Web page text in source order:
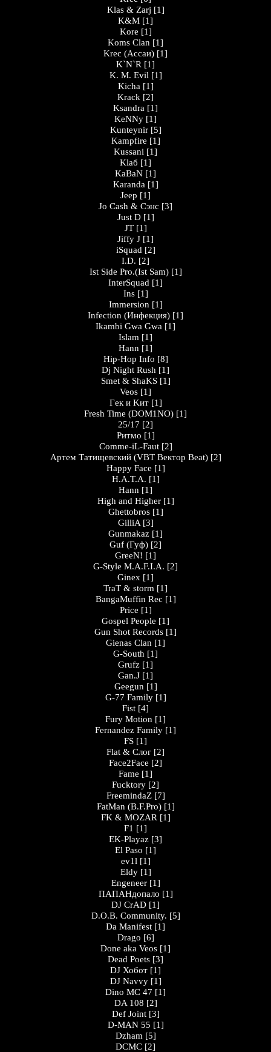
Klas & Zarj [1]
K&M [1]
Kore [1]
Koms Clan [1]
Krec (Ассаи) [1]
K`N`R [1]
K. M. Evil [1]
Kicha [1]
Krack [2]
Ksandra [1]
KeNNy [1]
Kunteynir [5]
Kampfire [1]
Kussani [1]
Klaб [1]
KaBaN [1]
Karanda [1]
Jeep [1]
Jo Cash & Сэнс [3]
Just D [1]
JT [1]
Jiffy J [1]
iSquad [2]
I.D. [2]
Ist Side Pro.(Ist Sam) [1]
InterSquad [1]
Ins [1]
Immersion [1]
Infection (Инфекция) [1]
Ikambi Gwa Gwa [1]
Islam [1]
Hann [1]
Hip-Hop Info [8]
Dj Night Rush [1]
Smet & ShaKS [1]
Veos [1]
Гeк и Kит [1]
Fresh Time (DOM1NO) [1]
25/17 [2]
Ритмо [1]
Comme-iL-Faut [2]
Артем Татищевский (VBT Вектор Beat) [2]
Happy Face [1]
H.A.T.A. [1]
Hann [1]
High and Higher [1]
Ghettobros [1]
GilliA [3]
Gunmakaz [1]
Guf (Гуф) [2]
GreeN! [1]
G-Style M.A.F.I.A. [2]
Ginex [1]
TraT & storm [1]
BangaMuffin Rec [1]
Price [1]
Gospel People [1]
Gun Shot Records [1]
Gienas Clan [1]
G-South [1]
Grufz [1]
Gan.J [1]
Geegun [1]
G-77 Family [1]
Fist [4]
Fury Motion [1]
Fernandez Family [1]
FS [1]
Flat & Слог [2]
Face2Face [2]
Fame [1]
Fucktory [2]
FreemindaZ [7]
FatMan (B.F.Pro) [1]
FK & MOZAR [1]
F1 [1]
EK-Playaz [3]
El Paso [1]
ev1l [1]
Eldy [1]
Engeneer [1]
ПАПАНдопало [1]
DJ CrAD [1]
D.O.B. Community. [5]
Da Manifest [1]
Drago [6]
Done aka Veos [1]
Dead Poets [3]
DJ Хобот [1]
DJ Navvy [1]
Dino MC 47 [1]
DA 108 [2]
Def Joint [3]
D-MAN 55 [1]
Dzham [5]
DCMC [2]